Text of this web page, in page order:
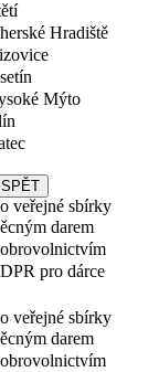
Hradiště
Mýto
veřejné sbírky
darem
pro dárce
veřejné sbírky
darem